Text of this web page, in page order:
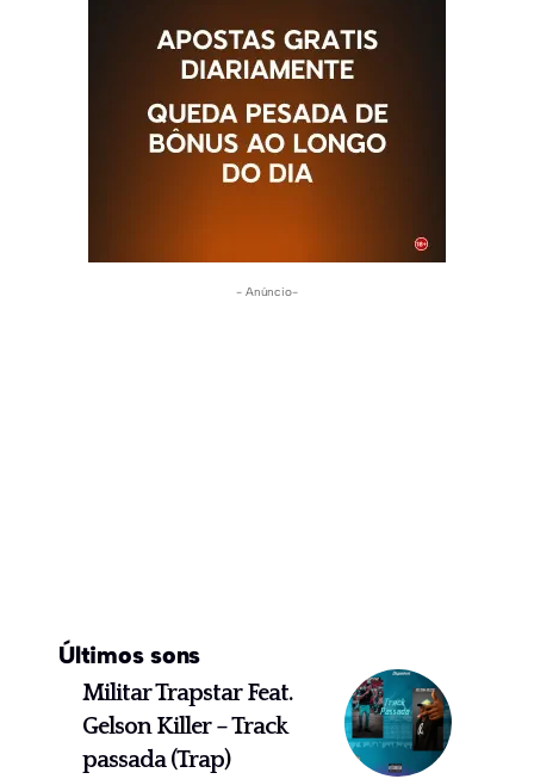
- Anúncio-
Últimos sons
Militar Trapstar Feat.
Gelson Killer – Track
passada (Trap)